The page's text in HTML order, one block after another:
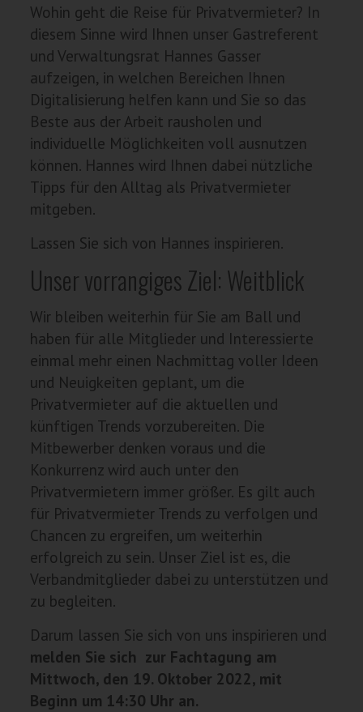
Wohin geht die Reise für Privatvermieter? In
diesem Sinne wird Ihnen unser Gastreferent
und Verwaltungsrat Hannes Gasser
aufzeigen, in welchen Bereichen Ihnen
Digitalisierung helfen kann und Sie so das
Beste aus der Arbeit rausholen und
individuelle Möglichkeiten voll ausnutzen
können. Hannes wird Ihnen dabei nützliche
Tipps für den Alltag als Privatvermieter
mitgeben.
Lassen Sie sich von Hannes inspirieren.
Unser vorrangiges Ziel: Weitblick
Wir bleiben weiterhin für Sie am Ball und
haben für alle Mitglieder und Interessierte
einmal mehr einen Nachmittag voller Ideen
und Neuigkeiten geplant, um die
Privatvermieter auf die aktuellen und
künftigen Trends vorzubereiten. Die
Mitbewerber denken voraus und die
Konkurrenz wird auch unter den
Privatvermietern immer größer. Es gilt auch
für Privatvermieter Trends zu verfolgen und
Chancen zu ergreifen, um weiterhin
erfolgreich zu sein. Unser Ziel ist es, die
Verbandmitglieder dabei zu unterstützen und
zu begleiten.
Darum lassen Sie sich von uns inspirieren und
melden Sie sich zur Fachtagung am
Mittwoch, den 19. Oktober 2022, mit
Beginn um 14:30 Uhr an.